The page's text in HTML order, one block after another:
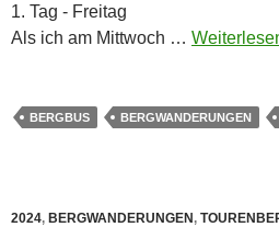
1. Tag - Freitag
Als ich am Mittwoch …
BERGBUS BERGWANDERUNGEN
2024, BERGWANDERUNGEN,